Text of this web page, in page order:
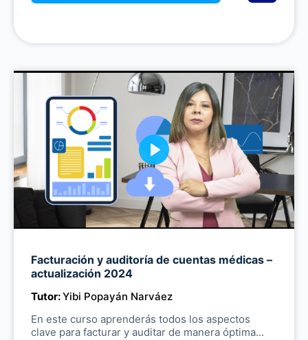
M
P
l
y
Facturación y auditoría de cuentas médicas –
actualización 2024
Tutor:Yibi Popayán Narváez
En este curso aprenderás todos los aspectos
clave para facturar y auditar de manera óptima...